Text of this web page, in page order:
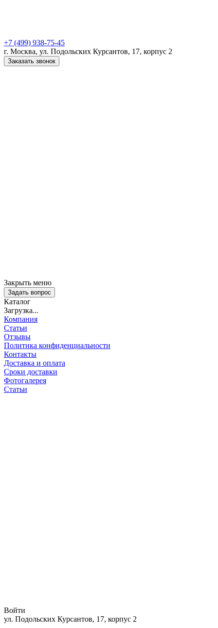
+7 (499) 938-75-45
г. Москва, ул. Подольских Курсантов, 17, корпус 2
Заказать звонок
Закрыть меню
Задать вопрос
Каталог
Загрузка...
Компания
Статьи
Отзывы
Политика конфиденциальности
Контакты
Доставка и оплата
Сроки доставки
Фотогалерея
Статьи
Войти
ул. Подольских Курсантов, 17, корпус 2